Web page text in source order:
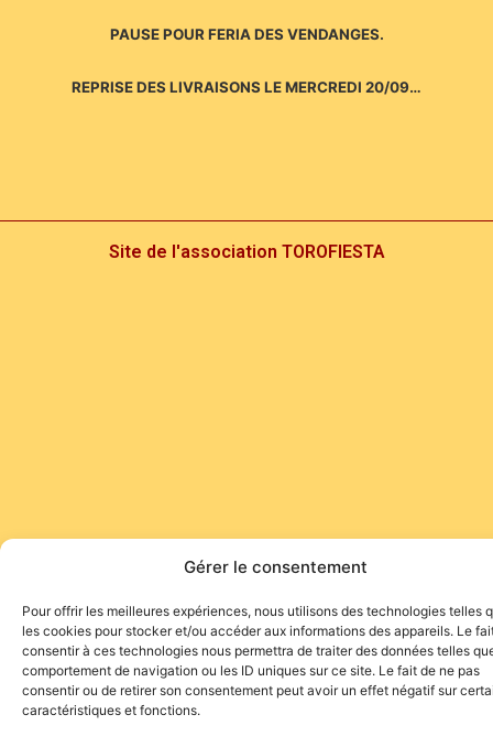
Gérer le consentement
Pour offrir les meilleures expériences, nous utilisons des technologies telles
les cookies pour stocker et/ou accéder aux informations des appareils. Le
consentir à ces technologies nous permettra de traiter des données telles
comportement de navigation ou les ID uniques sur ce site. Le fait de ne pas
consentir ou de retirer son consentement peut avoir un effet négatif sur
caractéristiques et fonctions.
PAUSE POUR FERIA DES VENDANGES.
REPRISE DES LIVRAISONS LE MERCREDI 20/09…
Site de l'association TOROFIESTA